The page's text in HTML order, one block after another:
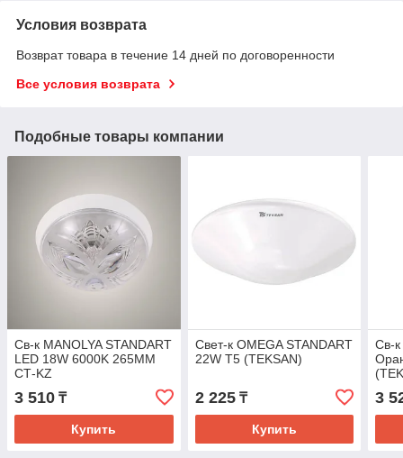
Условия возврата
Возврат товара в течение 14 дней по договоренности
Все условия возврата
Подобные товары компании
Св-к MANOLYA STANDART
LED 18W 6000K 265MM
СТ-KZ
3 510 ₸
Купить
Свет-к OMEGA STANDART
22W T5 (TEKSAN)
2 225₸
Купить
Св-
3